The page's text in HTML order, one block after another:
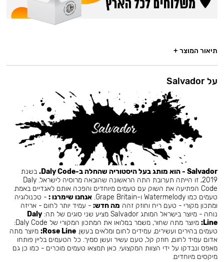
תיאור המוצר +
על Salvador
Salvador - הוא מותג בעל היסטוריה שהחלה ב-Daly Code.
בשנת
2019, זו הייתה תערובת התה הראשונה שהובאה מרוסיה לישראל. Daly
Code הפתיעה את השוק עם טעמים מיוחדים והפכה אותם לאגדיים באמת.
טעמים כמו Watermelody ו-Grape Britain.
אנחנו שימרנו : - טכנולוגיה
ומתכון מקורי - טעם ריח וחוזק זהה מה חדש: - עמיד יותר לחום - אריזה
נוחה - מיוצר בישראל המותג Salvador מציע שני סוגים של תה:
Daly
Line:
מיוצר מתה שחור, משמר במלואו את המתכון המקורי של Daly Code:
טעמים בהירים ועשירים, עמידים לחום ומלאים בעשן.Rose Line: מיוצר מתה
אדום עמיד לחום, חוזק קל, טעם עשיר ועשן סמיך. כל הטעמים בליין פותחו
מאפס ונבדקו על ידי הצוות המקצועי. כאן תמצאו טעמים מוכרים - כמו כן גם
מיקסים מיוחדים.